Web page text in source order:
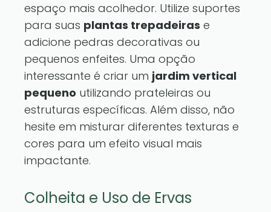
espaço mais acolhedor. Utilize suportes
para suas plantas trepadeiras e
adicione pedras decorativas ou
pequenos enfeites. Uma opção
interessante é criar um jardim vertical
pequeno utilizando prateleiras ou
estruturas específicas. Além disso, não
hesite em misturar diferentes texturas e
cores para um efeito visual mais
impactante.
Colheita e Uso de Ervas